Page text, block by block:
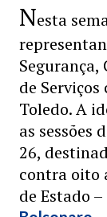
Nesta
de
Toledo. A
as sessões
26,
contra oito
de Estado